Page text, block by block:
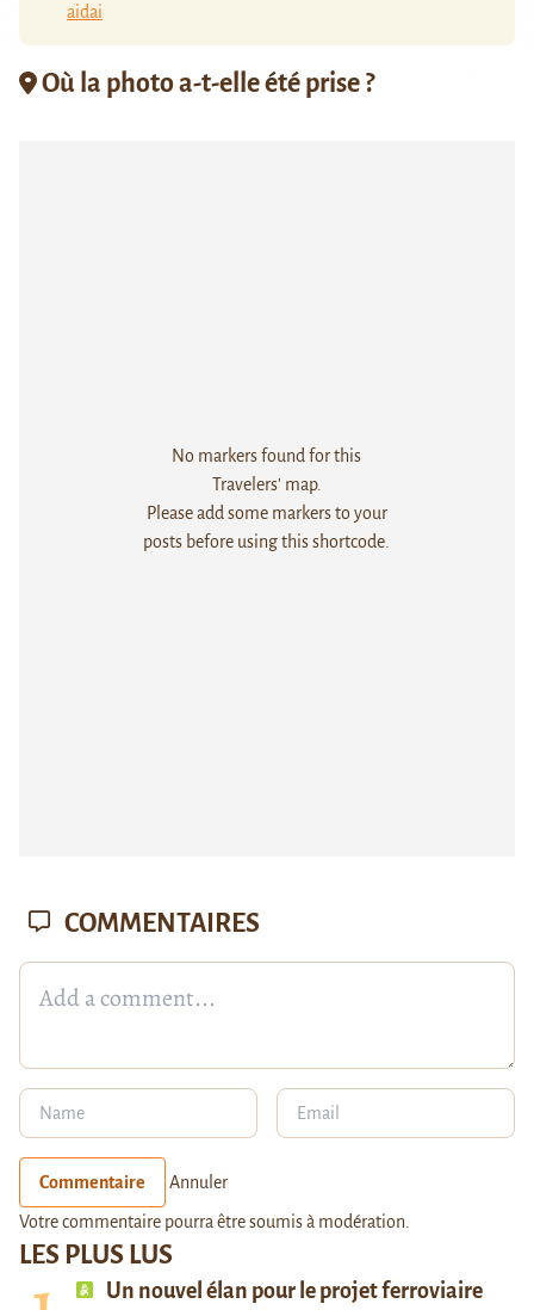
aidai
Où la photo a-t-elle été prise ?
No markers found for this
Travelers' map.
Please add some markers to your
posts before using this shortcode.
LES PLUS LUS
Un nouvel élan pour le projet ferroviaire
COMMENTAIRES
Commentaire Annuler
Votre commentaire pourra être soumis à modération.